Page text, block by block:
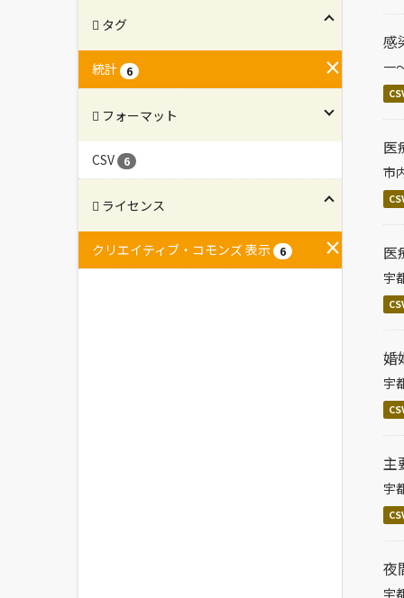
タグ
統計 6
フォーマット
CSV 6
ライセンス
クリエイティブ・コモンズ 表示 6
感
一
医
市
医
宇
婚
宇
主
宇
夜
宇